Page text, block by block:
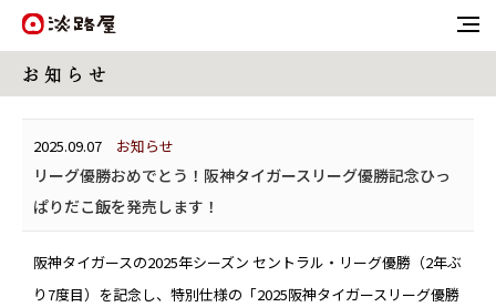
お 知 ら せ
2025.09.07 お知らせ
リーグ優勝おめでとう！阪神タイガースリーグ優勝記念ひっ
ぱりだこ飯を発売します！
阪神タイガースの2025年シーズン セントラル・リーグ優勝（2年ぶ
り7度目）を記念し、特別仕様の「2025阪神タイガースリーグ優勝